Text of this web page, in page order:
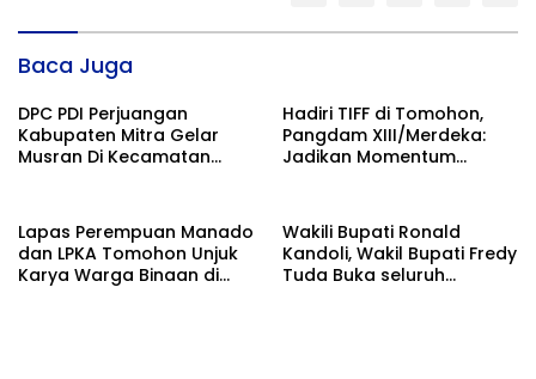
Baca Juga
DPC PDI Perjuangan
Kabupaten Mitra Gelar
Musran Di Kecamatan
Hadiri TIFF di Tomohon,
Pangdam XIII/Merdeka:
Jadikan Momentum
Lapas Perempuan Manado
dan LPKA Tomohon Unjuk
Karya Warga Binaan di
Wakili Bupati Ronald
Kandoli, Wakil Bupati Fredy
Tuda Buka seluruh